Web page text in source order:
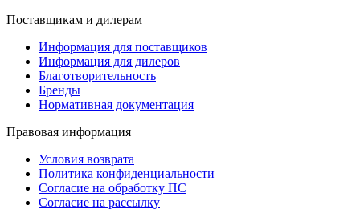
Поставщикам и дилерам
Информация для поставщиков
Информация для дилеров
Благотворительность
Бренды
Нормативная документация
Правовая информация
Условия возврата
Политика конфиденциальности
Согласие на обработку ПС
Согласие на рассылку